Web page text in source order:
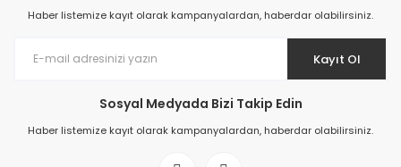
Haber listemize kayıt olarak kampanyalardan, haberdar olabilirsiniz.
Kayıt Ol
Sosyal Medyada Bizi Takip Edin
Haber listemize kayıt olarak kampanyalardan, haberdar olabilirsiniz.